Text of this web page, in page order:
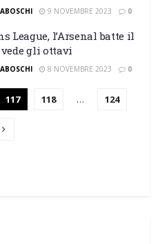
9 NOVEMBRE 2023 0
League, l’Arsenal batte il
gli ottavi
8 NOVEMBRE 2023 0
117 118 … 124